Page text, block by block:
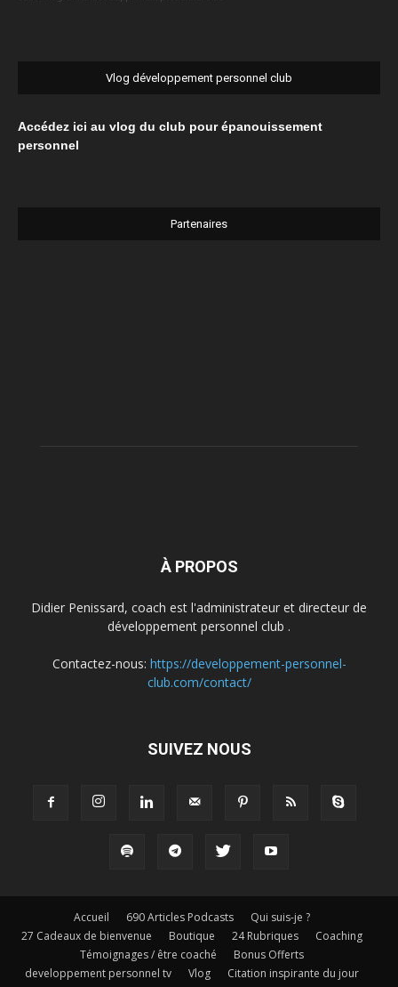
Vlog développement personnel club
Accédez ici au vlog du club pour épanouissement
personnel
Partenaires
À PROPOS
Didier Penissard, coach est l'administrateur et directeur de
développement personnel club .
Contactez-nous: https://developpement-personnel-
club.com/contact/
SUIVEZ NOUS
Accueil 690 Articles Podcasts
Qui suis-je ?
27 Cadeaux de bienvenue
Boutique 24 Rubriques
Coaching
Témoignages / être coaché
Bonus Offerts
developpement personnel tv
Vlog
Citation inspirante du jour